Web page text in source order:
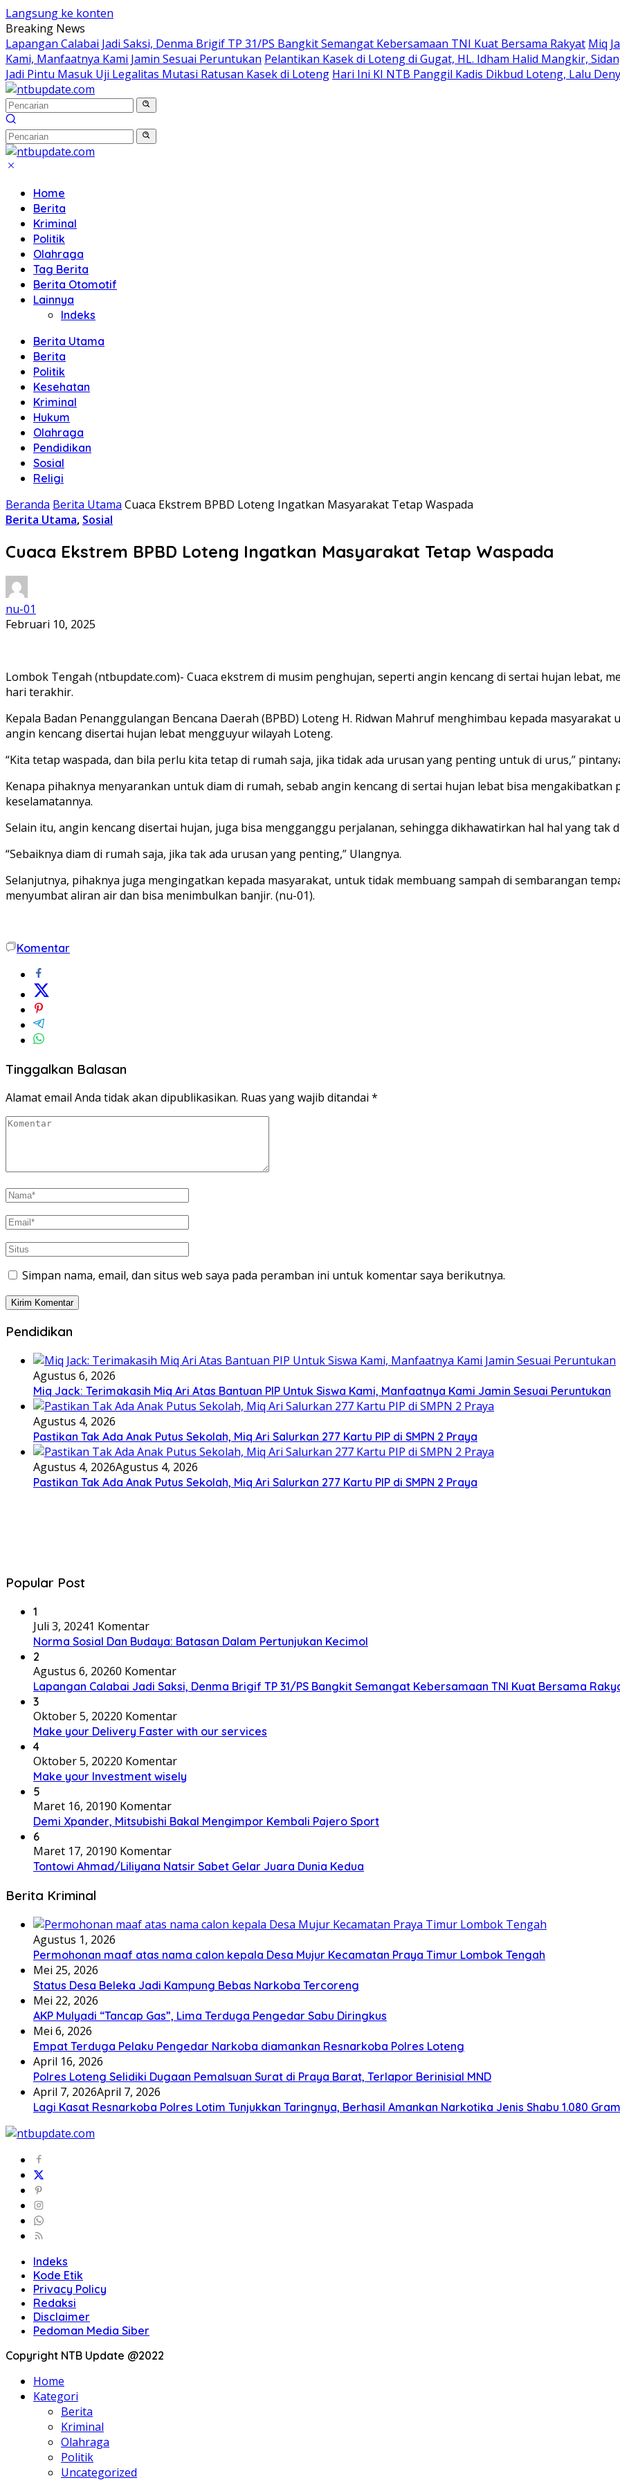
Langsung ke konten
Breaking News
Lapangan Calabai Jadi Saksi, Denma Brigif TP 31/PS Bangkit Semangat Kebersamaan TNI Kuat Bersama Rakyat Miq
Kami, Manfaatnya Kami Jamin Sesuai Peruntukan Pelantikan Kasek di Loteng di Gugat, HL. Idham Halid Mangkir,
Jadi Pintu Masuk Uji Legalitas Mutasi Ratusan Kasek di Loteng Hari Ini KI NTB Panggil Kadis Dikbud Loteng, Lalu
Home
Berita
Kriminal
Politik
Olahraga
Tag Berita
Berita Otomotif
Lainnya
Indeks
Berita Utama
Berita
Politik
Kesehatan
Kriminal
Hukum
Olahraga
Pendidikan
Sosial
Religi
Beranda Berita Utama Cuaca Ekstrem BPBD Loteng Ingatkan Masyarakat Tetap Waspada
Berita Utama, Sosial
Cuaca Ekstrem BPBD Loteng Ingatkan Masyarakat Tetap Waspada
nu-01
Februari 10, 2025
Lombok Tengah (ntbupdate.com)- Cuaca ekstrem di musim penghujan, seperti angin kencang di sertai hujan lebat,
hari terakhir.
Kepala Badan Penanggulangan Bencana Daerah (BPBD) Loteng H. Ridwan Mahruf menghimbau kepada
angin kencang disertai hujan lebat mengguyur wilayah Loteng.
“Kita tetap waspada, dan bila perlu kita tetap di rumah saja, jika tidak ada urusan yang penting untuk di urus,”
Kenapa pihaknya menyarankan untuk diam di rumah, sebab angin kencang di sertai hujan lebat bisa
keselamatannya.
Selain itu, angin kencang disertai hujan, juga bisa mengganggu perjalanan, sehingga dikhawatirkan hal hal yang tak
“Sebaiknya diam di rumah saja, jika tak ada urusan yang penting,” Ulangnya.
Selanjutnya, pihaknya juga mengingatkan kepada masyarakat, untuk tidak membuang sampah di sembarangan
menyumbat aliran air dan bisa menimbulkan banjir. (nu-01).
Komentar
Tinggalkan Balasan
Alamat email Anda tidak akan dipublikasikan. Ruas yang wajib ditandai *
Simpan nama, email, dan situs web saya pada peramban ini untuk komentar saya berikutnya.
Pendidikan
Agustus 6, 2026
Miq Jack: Terimakasih Miq Ari Atas Bantuan PIP Untuk Siswa Kami, Manfaatnya Kami Jamin Sesuai Peruntukan
Agustus 4, 2026
Pastikan Tak Ada Anak Putus Sekolah, Miq Ari Salurkan 277 Kartu PIP di SMPN 2 Praya
Agustus 4, 2026Agustus 4, 2026
Pastikan Tak Ada Anak Putus Sekolah, Miq Ari Salurkan 277 Kartu PIP di SMPN 2 Praya
Popular Post
1
Juli 3, 20241 Komentar
Norma Sosial Dan Budaya: Batasan Dalam Pertunjukan Kecimol
2
Agustus 6, 20260 Komentar
Lapangan Calabai Jadi Saksi, Denma Brigif TP 31/PS Bangkit Semangat Kebersamaan TNI Kuat Bersama
3
Oktober 5, 20220 Komentar
Make your Delivery Faster with our services
4
Oktober 5, 20220 Komentar
Make your Investment wisely
5
Maret 16, 20190 Komentar
Demi Xpander, Mitsubishi Bakal Mengimpor Kembali Pajero Sport
6
Maret 17, 20190 Komentar
Tontowi Ahmad/Liliyana Natsir Sabet Gelar Juara Dunia Kedua
Berita Kriminal
Agustus 1, 2026
Permohonan maaf atas nama calon kepala Desa Mujur Kecamatan Praya Timur Lombok Tengah
Mei 25, 2026
Status Desa Beleka Jadi ‎Kampung Bebas Narkoba Tercoreng
Mei 22, 2026
AKP Mulyadi “Tancap Gas”, Lima Terduga Pengedar Sabu Diringkus
Mei 6, 2026
Empat Terduga Pelaku Pengedar Narkoba diamankan Resnarkoba Polres Loteng
April 16, 2026
Polres Loteng Selidiki Dugaan Pemalsuan Surat di Praya Barat, Terlapor Berinisial MND
April 7, 2026April 7, 2026
Lagi Kasat Resnarkoba Polres Lotim Tunjukkan Taringnya, Berhasil Amankan Narkotika Jenis Shabu 1.080 Gram
Indeks
Kode Etik
Privacy Policy
Redaksi
Disclaimer
Pedoman Media Siber
Copyright NTB Update @2022
Home
Kategori
Berita
Kriminal
Olahraga
Politik
Uncategorized